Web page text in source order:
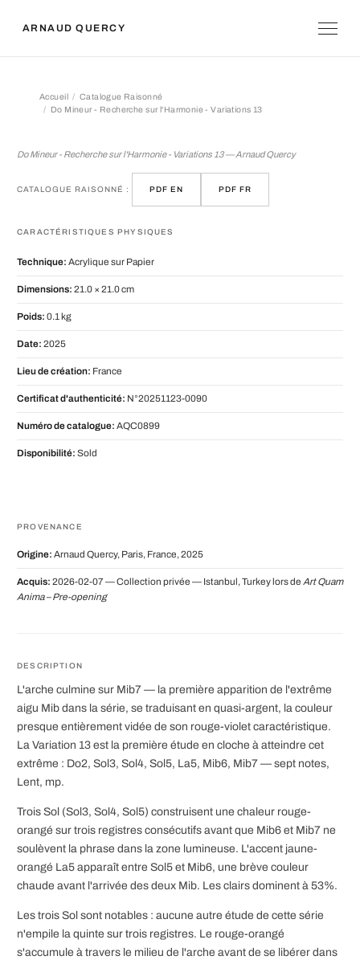
ARNAUD QUERCY
Accueil
Catalogue Raisonné
Do Mineur - Recherche sur l'Harmonie - Variations 13
Do Mineur - Recherche sur l'Harmonie - Variations 13 — Arnaud Quercy
CATALOGUE RAISONNÉ : PDF EN PDF FR
CARACTÉRISTIQUES PHYSIQUES
Technique: Acrylique sur Papier
Dimensions: 21.0 × 21.0 cm
Poids: 0.1 kg
Date: 2025
Lieu de création: France
Certificat d'authenticité: N°20251123-0090
Numéro de catalogue: AQC0899
Disponibilité: Sold
PROVENANCE
Origine: Arnaud Quercy, Paris, France, 2025
Acquis: 2026-02-07 — Collection privée — Istanbul, Turkey lors de Art Quam
Anima – Pre-opening
DESCRIPTION
L'arche culmine sur Mib7 — la première apparition de l'extrême
aigu Mib dans la série, se traduisant en quasi-argent, la couleur
presque entièrement vidée de son rouge-violet caractéristique.
La Variation 13 est la première étude en cloche à atteindre cet
extrême : Do2, Sol3, Sol4, Sol5, La5, Mib6, Mib7 — sept notes,
Lent, mp.
Trois Sol (Sol3, Sol4, Sol5) construisent une chaleur rouge-
orangé sur trois registres consécutifs avant que Mib6 et Mib7 ne
soulèvent la phrase dans la zone lumineuse. L'accent jaune-
orangé La5 apparaît entre Sol5 et Mib6, une brève couleur
chaude avant l'arrivée des deux Mib. Les clairs dominent à 53%.
Les trois Sol sont notables : aucune autre étude de cette série
n'empile la quinte sur trois registres. Le rouge-orangé
s'accumule à travers le milieu de l'arche avant de se libérer dans